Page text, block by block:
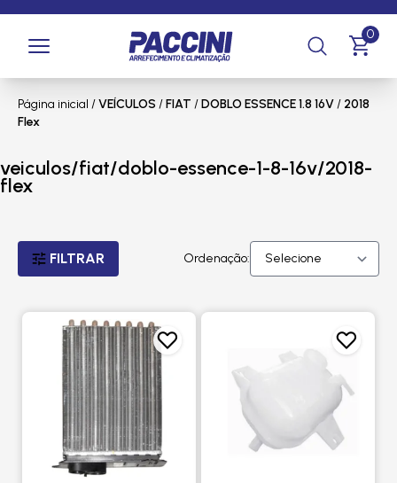
0
Página inicial /VEÍCULOS /FIAT /DOBLO ESSENCE 1.8 16V/ 2018
Flex
veiculos/fiat/doblo-essence-1-8-16v/2018-
flex
FILTRAR Ordenação: